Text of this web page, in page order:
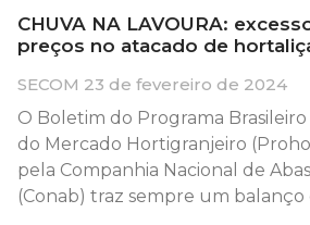
CHUVA NA LAVOURA:
preços no atacado de
SECOM 23 de fevereiro de 2024
O Boletim do Programa
do Mercado Hortigranjeiro
pela Companhia Nacional de
(Conab) traz sempre um balanço